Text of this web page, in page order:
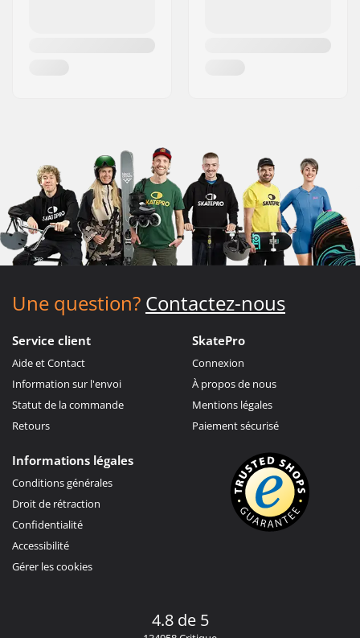
Une question? Contactez-nous
Service client
Aide et Contact
Information sur l'envoi
Statut de la commande
Retours
SkatePro
Connexion
À propos de nous
Mentions légales
Paiement sécurisé
Informations légales
Conditions générales
Droit de rétraction
Confidentialité
Accessibilité
Gérer les cookies
4.8 de 5